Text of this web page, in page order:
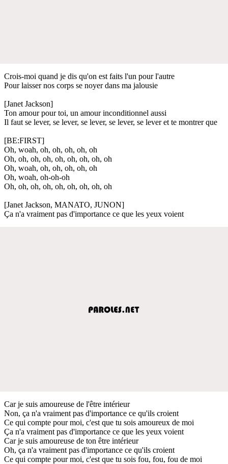
Crois-moi quand je dis qu'on est faits l'un pour l'autre
Pour laisser nos corps se noyer dans ma jalousie
[Janet Jackson]
Ton amour pour toi, un amour inconditionnel aussi
Il faut se lever, se lever, se lever, se lever, se lever et te montrer que
[BE:FIRST]
Oh, woah, oh, oh, oh, oh, oh
Oh, oh, oh, oh, oh, oh, oh, oh, oh
Oh, woah, oh, oh, oh, oh, oh
Oh, woah, oh-oh-oh
Oh, oh, oh, oh, oh, oh, oh, oh, oh
[Janet Jackson, MANATO, JUNON]
Ça n'a vraiment pas d'importance ce que les yeux voient
Car je suis amoureuse de l'être intérieur
Non, ça n'a vraiment pas d'importance ce qu'ils croient
Ce qui compte pour moi, c'est que tu sois amoureux de moi
Ça n'a vraiment pas d'importance ce que les yeux voient
Car je suis amoureuse de ton être intérieur
Oh, ça n'a vraiment pas d'importance ce qu'ils croient
Ce qui compte pour moi, c'est que tu sois fou, fou, fou de moi